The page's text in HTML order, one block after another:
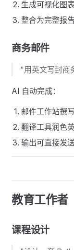
生成可视化图表
整合为完整报告
商务邮件
"用英文写封商
AI 自动完成：
邮件工作站撰
翻译工具润色
输出可直接发
教育工作者
课程设计